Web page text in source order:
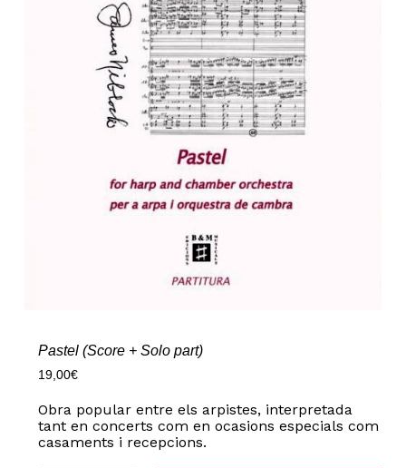
Pastel (Score + Solo part)
19,00€
Obra popular entre els arpistes, interpretada
tant en concerts com en ocasions especials com
casaments i recepcions.